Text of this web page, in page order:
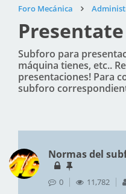
Foro Mecánica
Subforo para
máquina tienes, etc..
presentaciones! Para
subforo
Normas del
0 11,782